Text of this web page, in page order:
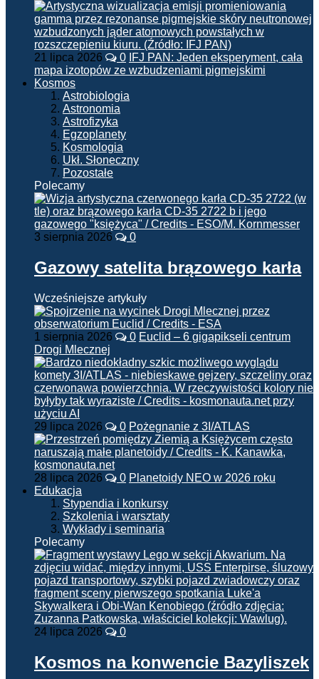
21 lipca 2026 0 IFJ PAN: Jeden eksperyment, cała
mapa izotopów ze wzbudzeniami pigmejskimi
Kosmos
Astrobiologia
Astronomia
Astrofizyka
Egzoplanety
Kosmologia
Ukł. Słoneczny
Pozostałe
Polecamy
3 sierpnia 2026 0
Gazowy satelita brązowego karła
Wcześniejsze artykuły
1 sierpnia 2026 0 Euclid – 6 gigapikseli centrum
Drogi Mlecznej
29 lipca 2026 0 Pożegnanie z 3I/ATLAS
28 lipca 2026 0 Planetoidy NEO w 2026 roku
Edukacja
Stypendia i konkursy
Szkolenia i warsztaty
Wykłady i seminaria
Polecamy
24 lipca 2026 0
Kosmos na konwencie Bazyliszek